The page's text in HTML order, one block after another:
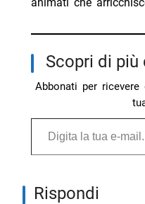
Scopri di
Abbonati per
Digita la tua e-mail...
Rispondi